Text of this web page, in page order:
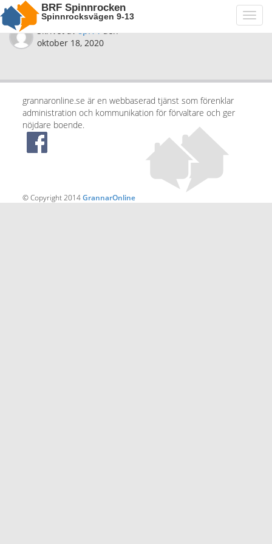
BRF Spinnrocken
Spinnrocksvägen 9-13
Skrivet avspi14den
oktober 18, 2020
grannaronline.se är en webbaserad tjänst som förenklar
administration och kommunikation för förvaltare och ger
nöjdare boende.
© Copyright 2014GrannarOnline